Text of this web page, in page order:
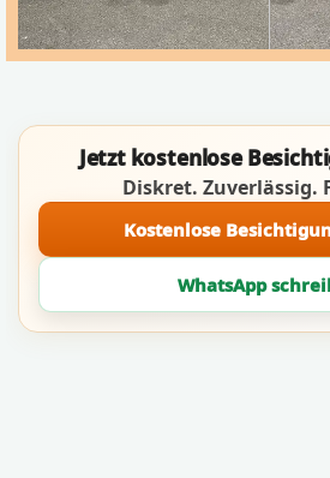
Jetzt kostenlose
Diskret. Zuverlässig.
Kostenlose
WhatsApp